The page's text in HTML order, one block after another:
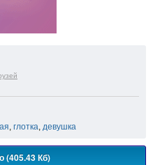
, глотка, девушка
(405.43 Кб)